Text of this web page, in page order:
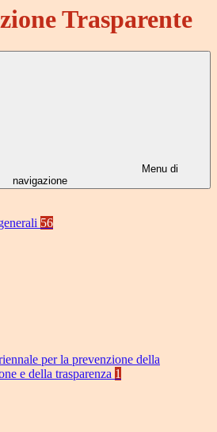
Trasparente
Menu di
navigazione
56
per la prevenzione della
e della trasparenza 1